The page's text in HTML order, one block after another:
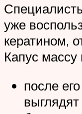
уже
кератином,
Капус
после